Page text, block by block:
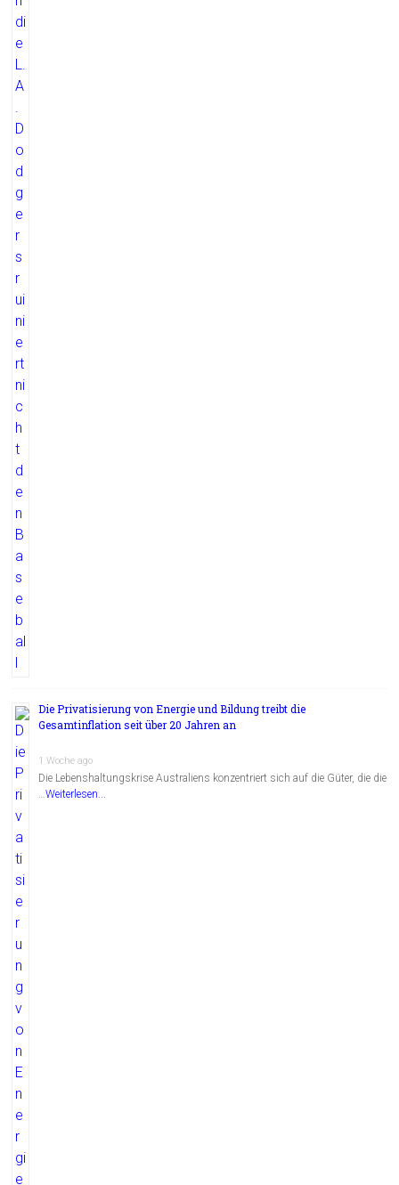
Die Privatisierung von Energie und Bildung treibt die
Gesamtinflation seit über 20 Jahren an
1 Woche ago
Die Lebenshaltungskrise Australiens konzentriert sich auf die Güter, die die
…Weiterlesen...